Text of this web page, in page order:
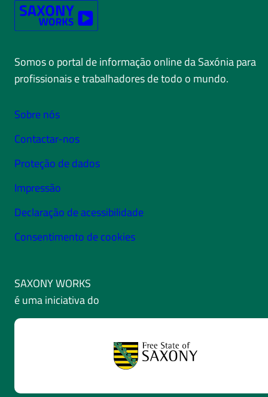
Somos o portal de informação online da Saxónia para
profissionais e trabalhadores de todo o mundo.
Sobre nós
Contactar-nos
Proteção de dados
Impressão
Declaração de acessibilidade
Consentimento de cookies
SAXONY WORKS
é uma iniciativa do